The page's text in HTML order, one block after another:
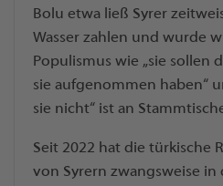
Bolu etwa ließ Syrer
Wasser zahlen und wurde
Populismus wie „sie sollen
sie aufgenommen haben“
sie nicht“ ist an
Seit 2022 hat die türkische
von Syrern zwangsweise